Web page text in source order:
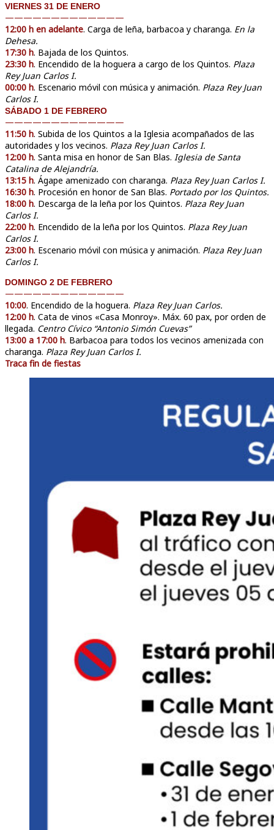
VIERNES 31 DE ENERO
—————————————
12:00 h en adelante. Carga de leña, barbacoa y charanga. En la
Dehesa.
17:30 h. Bajada de los Quintos.
23:30 h. Encendido de la hoguera a cargo de los Quintos. Plaza
Rey Juan Carlos I.
00:00 h. Escenario móvil con música y animación. Plaza Rey Juan
Carlos I.
SÁBADO 1 DE FEBRERO
—————————————
11:50 h. Subida de los Quintos a la Iglesia acompañados de las
autoridades y los vecinos. Plaza Rey Juan Carlos I.
12:00 h. Santa misa en honor de San Blas. Iglesia de Santa
Catalina de Alejandría.
13:15 h. Ágape amenizado con charanga. Plaza Rey Juan Carlos I.
16:30 h. Procesión en honor de San Blas. Portado por los Quintos.
18:00 h. Descarga de la leña por los Quintos. Plaza Rey Juan
Carlos I.
22:00 h. Encendido de la leña por los Quintos. Plaza Rey Juan
Carlos I.
23:00 h. Escenario móvil con música y animación. Plaza Rey Juan
Carlos I.
DOMINGO 2 DE FEBRERO
—————————————
10:00. Encendido de la hoguera. Plaza Rey Juan Carlos.
12:00 h. Cata de vinos «Casa Monroy». Máx. 60 pax, por orden de
llegada. Centro Cívico “Antonio Simón Cuevas”
13:00 a 17:00 h. Barbacoa para todos los vecinos amenizada con
charanga. Plaza Rey Juan Carlos I.
Traca fin de fiestas